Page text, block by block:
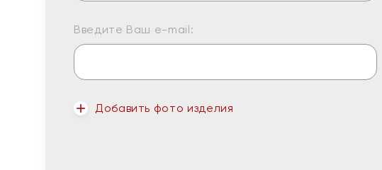
Введите Ваш e-mail:
Добавить фото изделия